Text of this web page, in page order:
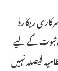
ریکارڈ
ثبوت کے لیے
فیصلہ نہیں